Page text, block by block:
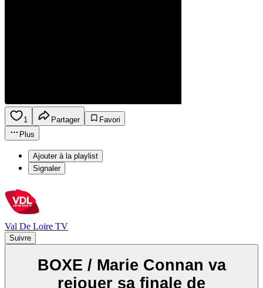
1 Partager
Favori
Plus
Ajouter à la playlist
Signaler
Val De Loire TV
Suivre
BOXE / Marie Connan va
rejouer sa finale de